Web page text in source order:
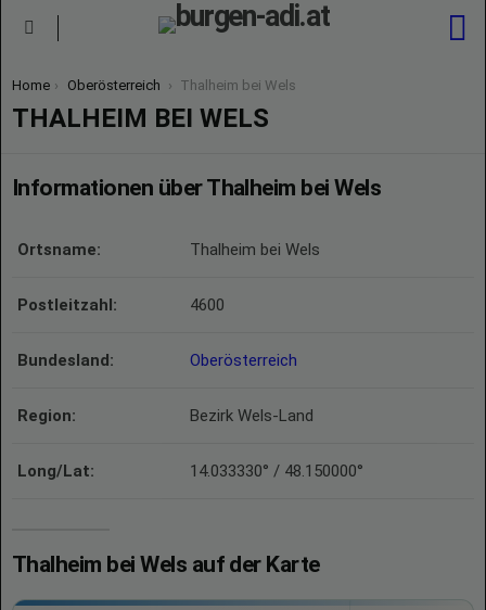
You are here:
Home Oberösterreich Thalheim bei Wels
THALHEIM BEI WELS
Informationen über Thalheim bei Wels
Ortsname: Thalheim bei Wels
Postleitzahl: 4600
Bundesland: Oberösterreich
Region: Bezirk Wels-Land
Long/Lat: 14.033330° / 48.150000°
Thalheim bei Wels auf der Karte